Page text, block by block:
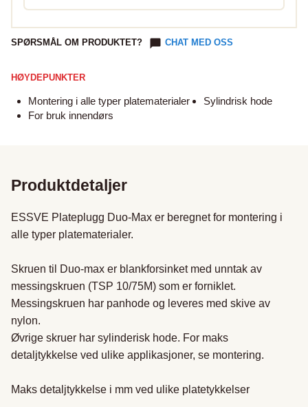
SPØRSMÅL OM PRODUKTET? CHAT MED OSS
HØYDEPUNKTER
Montering i alle typer platematerialer
For bruk innendørs
Sylindrisk hode
Produktdetaljer
ESSVE Plateplugg Duo-Max er beregnet for montering i
alle typer platematerialer.
Skruen til Duo-max er blankforsinket med unntak av
messingskruen (TSP 10/75M) som er forniklet.
Messingskruen har panhode og leveres med skive av
nylon.
Øvrige skruer har sylinderisk hode. For maks
detaljtykkelse ved ulike applikasjoner, se montering.
Maks detaljtykkelse i mm ved ulike platetykkelser